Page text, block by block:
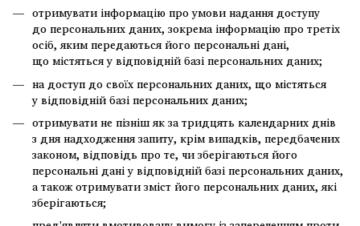
отримувати інформацію про умови надання доступу
до персональних даних, зокрема інформацію про третіх
осіб, яким передаються його персональні дані,
що містяться у відповідній базі персональних даних;
на доступ до своїх персональних даних, що містяться
у відповідній базі персональних даних;
отримувати не пізніш як за тридцять календарних днів
з дня надходження запиту, крім випадків, передбачених
законом, відповідь про те, чи зберігаються його
персональні дані у відповідній базі персональних даних,
а також отримувати зміст його персональних даних, які
зберігаються;